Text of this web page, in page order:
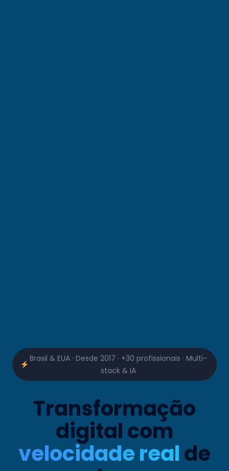
Brasil & EUA · Desde 2017 · +30 profissionais · Multi-
stack & IA
Transformação
digital com
velocidade realde